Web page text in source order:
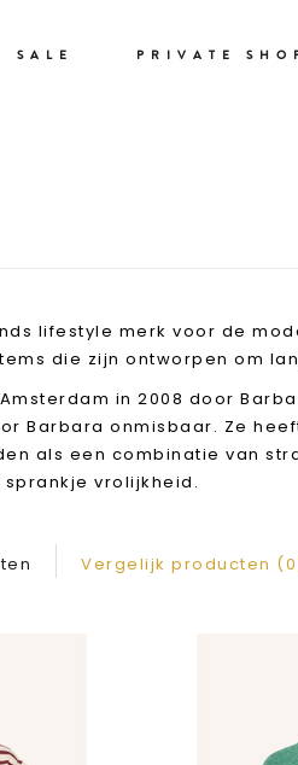
SALE PRIVATE
lifestyle merk voor de
die zijn ontworpen om
in 2008 door
Barbara onmisbaar. Ze
als een combinatie van
vrolijkheid.
Vergelijk producten